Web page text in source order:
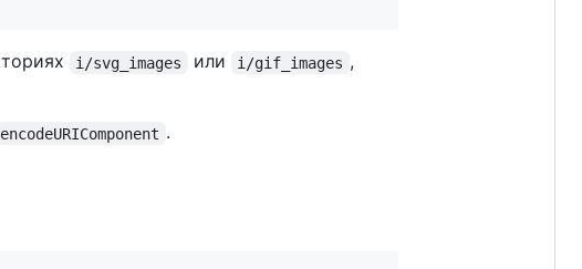
i/svg_images или i/gif_images ,
encodeURIComponent .